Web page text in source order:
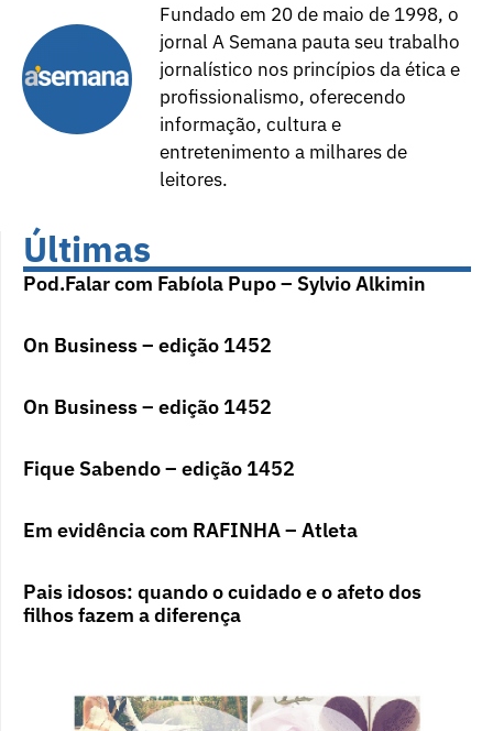
Fundado em 20 de maio de 1998, o
jornal A Semana pauta seu trabalho
jornalístico nos princípios da ética e
profissionalismo, oferecendo
informação, cultura e
entretenimento a milhares de
leitores.
Últimas
Pod.Falar com Fabíola Pupo – Sylvio Alkimin
On Business – edição 1452
On Business – edição 1452
Fique Sabendo – edição 1452
Em evidência com RAFINHA – Atleta
Pais idosos: quando o cuidado e o afeto dos
filhos fazem a diferença